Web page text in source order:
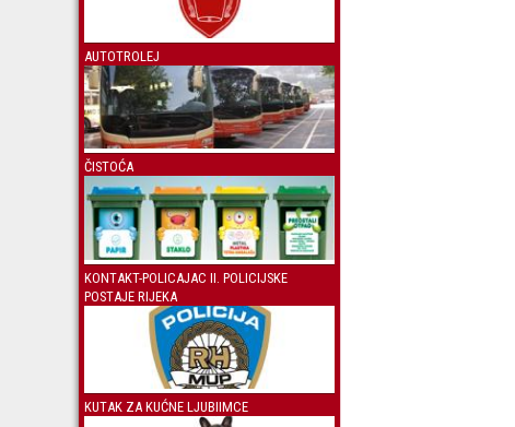
AUTOTROLEJ
ČISTOĆA
KONTAKT-POLICAJAC II. POLICIJSKE
POSTAJE RIJEKA
KUTAK ZA KUĆNE LJUBIIMCE